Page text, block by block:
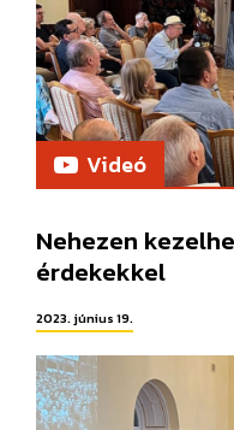
Videó
Nehezen
érdekekkel
2023. június 19.